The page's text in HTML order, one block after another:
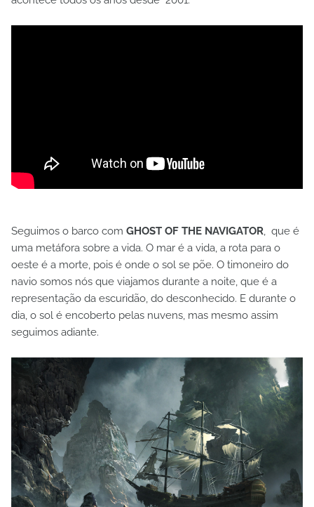
Seguimos o barco com GHOST OF THE NAVIGATOR, que é
uma metáfora sobre a vida. O mar é a vida, a rota para o
oeste é a morte, pois é onde o sol se põe. O timoneiro do
navio somos nós que viajamos durante a noite, que é a
representação da escuridão, do desconhecido. E durante o
dia, o sol é encoberto pelas nuvens, mas mesmo assim
seguimos adiante.